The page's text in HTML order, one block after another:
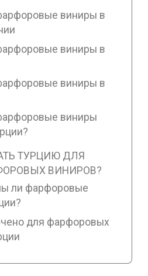
виниры в
виниры в
виниры в
виниры
ТУРЦИЮ ДЛЯ
ВИНИРОВ?
ли фарфоровые
для фарфоровых